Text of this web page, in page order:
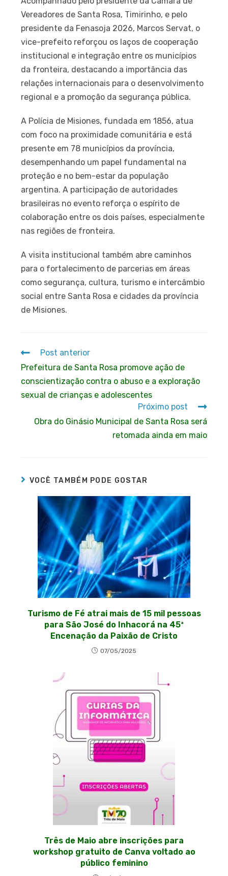
Vereadores de Santa Rosa, Timirinho, e pelo
presidente da Fenasoja 2026, Marcos Servat, o
vice-prefeito reforçou os laços de cooperação
institucional e integração entre os municípios
da fronteira, destacando a importância das
relações internacionais para o desenvolvimento
regional e a promoção da segurança pública.
A Polícia de Misiones, fundada em 1856, atua
com foco na proximidade comunitária e está
presente em 78 municípios da província,
desempenhando um papel fundamental na
proteção e no bem-estar da população
argentina. A participação de autoridades
brasileiras no evento reforça o espírito de
colaboração entre os dois países, especialmente
nas regiões de fronteira.
A visita institucional também abre caminhos
para o fortalecimento de parcerias em áreas
como segurança, cultura, turismo e intercâmbio
social entre Santa Rosa e cidades da província
de Misiones.
Post anterior
Prefeitura de Santa Rosa promove ação de
conscientização contra o abuso e a exploração
sexual de crianças e adolescentes
Próximo post
Obra do Ginásio Municipal de Santa Rosa será
retomada ainda em maio
VOCÊ TAMBÉM PODE GOSTAR
Turismo de Fé atrai mais de 15 mil pessoas
para São José do Inhacorá na 45ª
Encenação da Paixão de Cristo
07/05/2025
Três de Maio abre inscrições para
workshop gratuito de Canva voltado ao
público feminino